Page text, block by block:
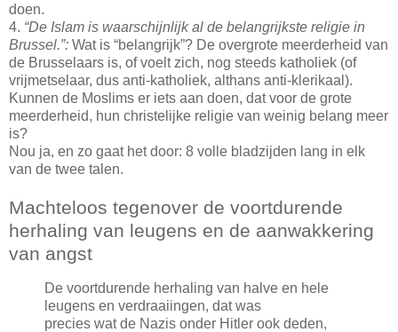
doen.
4. “De Islam is waarschijnlijk al de belangrijkste religie in
Brussel.”: Wat is “belangrijk”? De overgrote meerderheid van
de Brusselaars is, of voelt zich, nog steeds katholiek (of
vrijmetselaar, dus anti-katholiek, althans anti-klerikaal).
Kunnen de Moslims er iets aan doen, dat voor de grote
meerderheid, hun christelijke religie van weinig belang meer
is?
Nou ja, en zo gaat het door: 8 volle bladzijden lang in elk
van de twee talen.
Machteloos tegenover de voortdurende
herhaling van leugens en de aanwakkering
van angst
De voortdurende herhaling van halve en hele
leugens en verdraaiingen, dat was
precies wat de Nazis onder Hitler ook deden,